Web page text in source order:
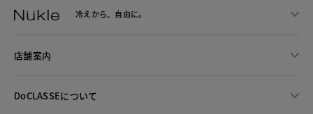
冷えから、 自由に。
店舗案内
DoCLASSEについて